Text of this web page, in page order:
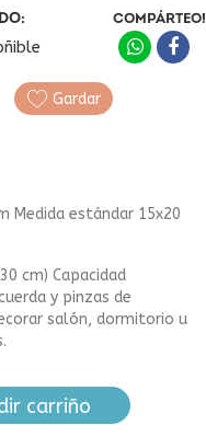
COMPÁRTEO!
Gardar
Medida estándar 15x20
cm) Capacidad
y pinzas de
salón, dormitorio u
carriño